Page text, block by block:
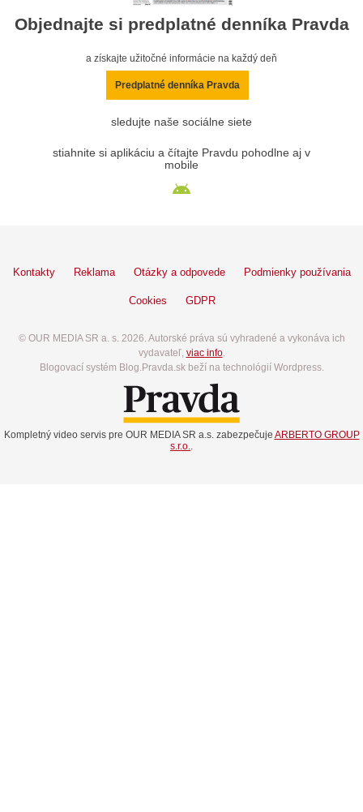
Objednajte si predplatné denníka Pravda
a získajte užitočné informácie na každý deň
Predplatné denníka Pravda
sledujte naše sociálne siete
stiahnite si aplikáciu a čítajte Pravdu pohodlne aj v
mobile
Kontakty Reklama Otázky a odpovede Podmienky používania
Cookies GDPR
© OUR MEDIA SR a. s. 2026. Autorské práva sú vyhradené a vykonáva ich
vydavateľ, viac info.
Blogovací systém Blog.Pravda.sk beží na technológií Wordpress.
Kompletný video servis pre OUR MEDIA SR a.s. zabezpečuje ARBERTO GROUP
s.r.o.